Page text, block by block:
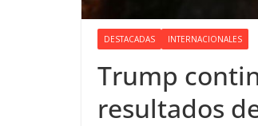
DESTACADAS INTERNACIONALES
Trump
resultados